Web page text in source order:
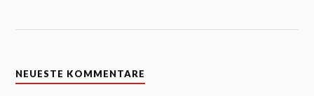
NEUESTE KOMMENTARE